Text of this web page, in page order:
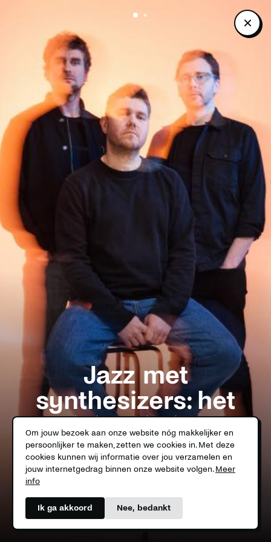
Jazz met
synthesizers: het
minimalistisch
meesterwerk van
GoGo Penguin
Swipe for story
Om jouw bezoek aan onze website nóg makkelijker en
persoonlijker te maken, zetten we cookies in. Met deze
cookies kunnen wij informatie over jou verzamelen en
jouw internetgedrag binnen onze website volgen. Meer
info
Ik ga akkoord Nee, bedankt